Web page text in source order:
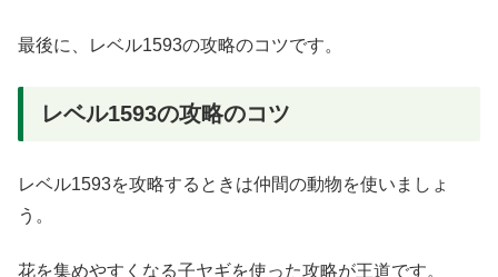
最後に、レベル1593の攻略のコツです。
レベル1593の攻略のコツ
レベル1593を攻略するときは仲間の動物を使いましょ
う。
花を集めやすくなる子ヤギを使った攻略が王道です。